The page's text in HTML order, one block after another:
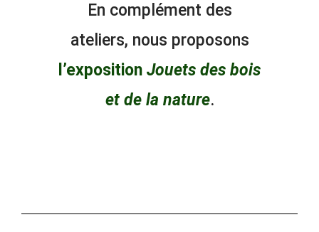
En complément des
ateliers, nous proposons
l’exposition Jouets des bois
et de la nature.